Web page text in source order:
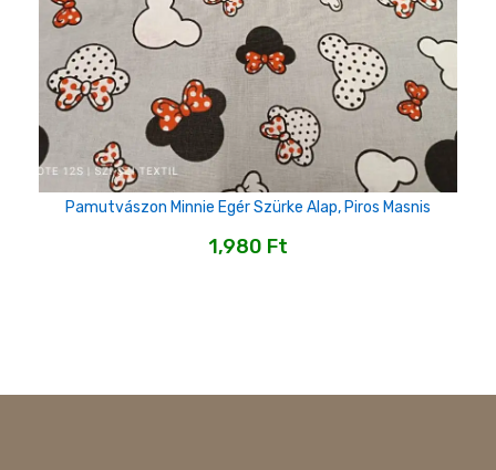
Pamutvászon Minnie Egér Szürke Alap, Piros Masnis
1,980 Ft